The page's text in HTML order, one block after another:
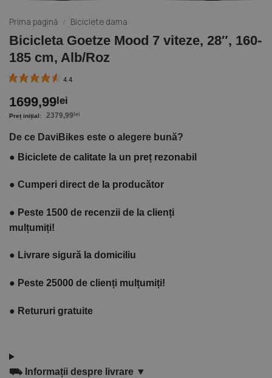
Prima pagină / Biciclete dama
Bicicleta Goetze Mood 7 viteze, 28″, 160-
185 cm, Alb/Roz
4.4
1699,99 lei
2379,99 lei
De ce DaviBikes este o alegere bună?
● Biciclete de calitate la un preț rezonabil
● Cumperi direct de la producător
● Peste 1500 de recenzii de la clienți
mulțumiți!
● Livrare sigură la domiciliu
● Peste 25000 de clienți mulțumiți!
● Retururi gratuite
⛟ Informații despre livrare ▼